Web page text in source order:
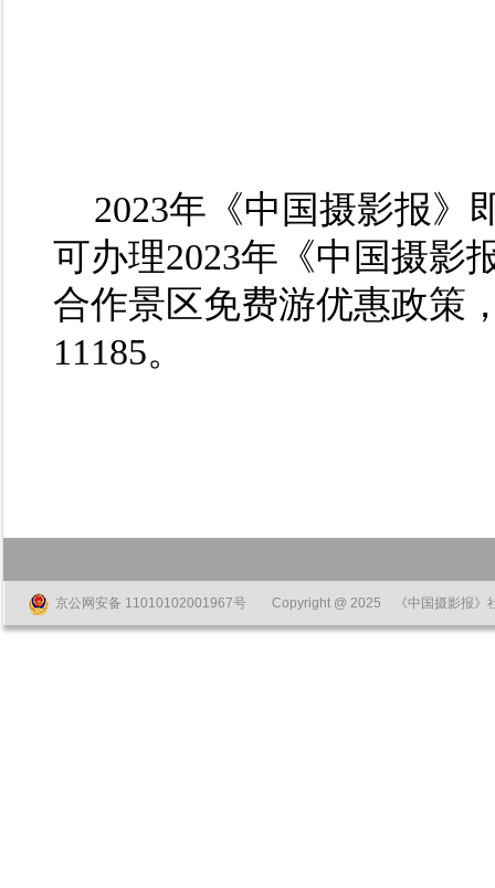
2023年《中国摄影报》
可办理2023年《中国摄影
合作景区免费游优惠政策
11185。
京公网安备 11010102001967号 Copyright @ 2025 《中国摄影报